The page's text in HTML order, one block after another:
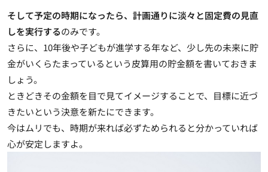
そして予定の時期になったら、計画通りに淡々と固定費の見直
しを実行するのみです。
さらに、10年後や子どもが進学する年など、少し先の未来に貯
金がいくらたまっているという皮算用の貯金額を書いておきま
しょう。
ときどきその金額を目で見てイメージすることで、目標に近づ
きたいという決意を新たにできます。
今はムリでも、時期が来れば必ずためられると分かっていれば
心が安定しますよ。